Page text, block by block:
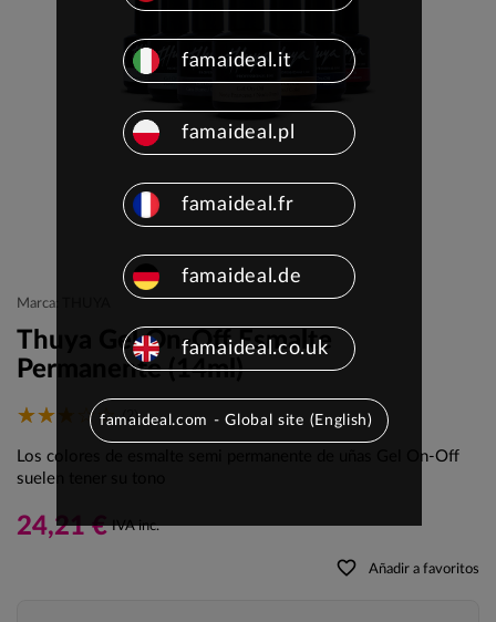
Marca: THUYA
Thuya Gel On-Off Esmalte
Permanente (14ml)
(2)
Los colores de esmalte semi permanente de uñas Gel On-Off
suelen tener su tono
24,21 € IVA inc.
favorite_border Añadir a favoritos
famaideal.it
famaideal.pl
famaideal.fr
famaideal.de
famaideal.co.uk
famaideal.com - Global site (English)